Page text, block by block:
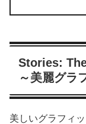
Stories:
～美麗グラ
美しいグラフィ